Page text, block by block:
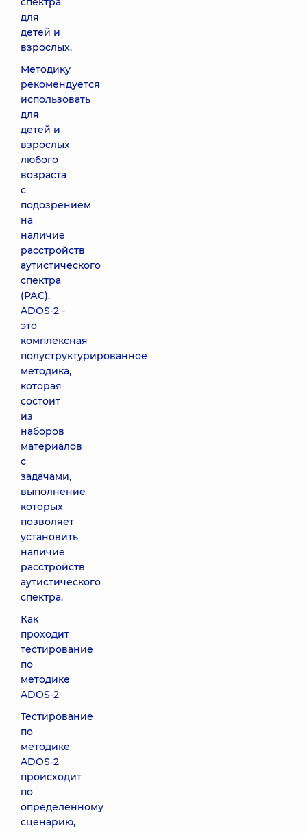
для
детей и
взрослых.
Методику
рекомендуется
использовать
для
детей и
взрослых
любого
возраста
с
подозрением
на
наличие
расстройств
аутистического
спектра
(РАС).
ADOS-2 -
это
комплексная
полуструктурированное
методика,
которая
состоит
из
наборов
материалов
с
задачами,
выполнение
которых
позволяет
установить
наличие
расстройств
аутистического
спектра.
Как
проходит
тестирование
по
методике
ADOS-2
Тестирование
по
методике
ADOS-2
происходит
по
определенному
сценарию,